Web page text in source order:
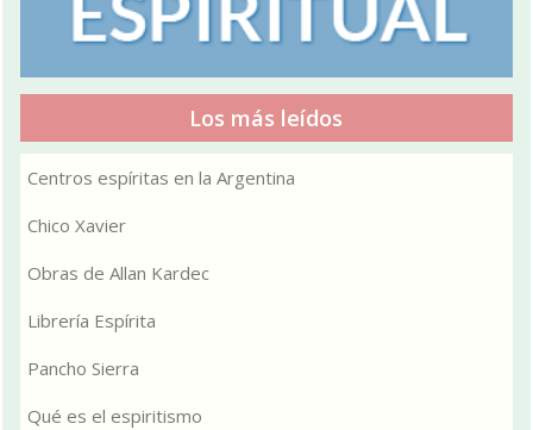
Los más leídos
Centros espíritas en la Argentina
Chico Xavier
Obras de Allan Kardec
Librería Espírita
Pancho Sierra
Qué es el espiritismo